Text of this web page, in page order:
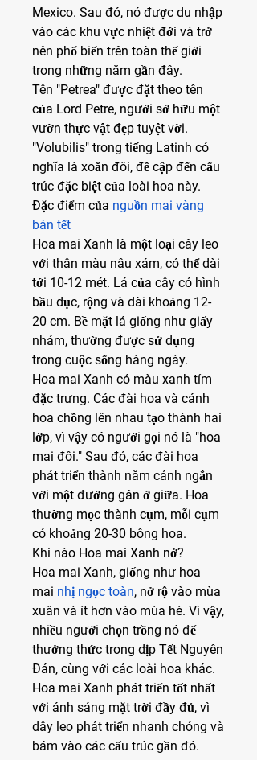
Mexico. Sau đó, nó được du nhập
vào các khu vực nhiệt đới và trở
nên phổ biến trên toàn thế giới
trong những năm gần đây.
Tên "Petrea" được đặt theo tên
của Lord Petre, người sở hữu một
vườn thực vật đẹp tuyệt vời.
"Volubilis" trong tiếng Latinh có
nghĩa là xoắn đôi, đề cập đến cấu
trúc đặc biệt của loài hoa này.
Đặc điểm của nguồn mai vàng
bán tết
Hoa mai Xanh là một loại cây leo
với thân màu nâu xám, có thể dài
tới 10-12 mét. Lá của cây có hình
bầu dục, rộng và dài khoảng 12-
20 cm. Bề mặt lá giống như giấy
nhám, thường được sử dụng
trong cuộc sống hàng ngày.
Hoa mai Xanh có màu xanh tím
đặc trưng. Các đài hoa và cánh
hoa chồng lên nhau tạo thành hai
lớp, vì vậy có người gọi nó là "hoa
mai đôi." Sau đó, các đài hoa
phát triển thành năm cánh ngắn
với một đường gân ở giữa. Hoa
thường mọc thành cụm, mỗi cụm
có khoảng 20-30 bông hoa.
Khi nào Hoa mai Xanh nở?
Hoa mai Xanh, giống như hoa
mai nhị ngọc toàn, nở rộ vào mùa
xuân và ít hơn vào mùa hè. Vì vậy,
nhiều người chọn trồng nó để
thưởng thức trong dịp Tết Nguyên
Đán, cùng với các loài hoa khác.
Hoa mai Xanh phát triển tốt nhất
với ánh sáng mặt trời đầy đủ, vì
dây leo phát triển nhanh chóng và
bám vào các cấu trúc gần đó.